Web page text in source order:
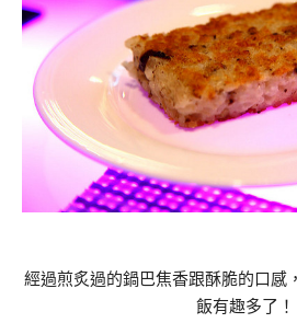
經過煎炙過的鍋巴焦香跟酥脆的口感
飯有趣多了！